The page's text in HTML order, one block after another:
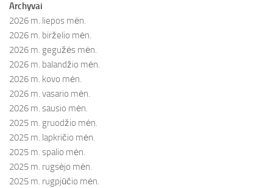
Archyvai
2026 m. liepos mėn.
2026 m. birželio mėn.
2026 m. gegužės mėn.
2026 m. balandžio mėn.
2026 m. kovo mėn.
2026 m. vasario mėn.
2026 m. sausio mėn.
2025 m. gruodžio mėn.
2025 m. lapkričio mėn.
2025 m. spalio mėn.
2025 m. rugsėjo mėn.
2025 m. rugpjūčio mėn.